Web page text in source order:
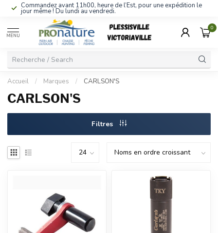
Commandez avant 11h00, heure de l’Est, pour une expédition le
jour même ! Du lundi au vendredi.
MENU
0
Accueil / Marques / CARLSON'S
CARLSON'S
Filtres